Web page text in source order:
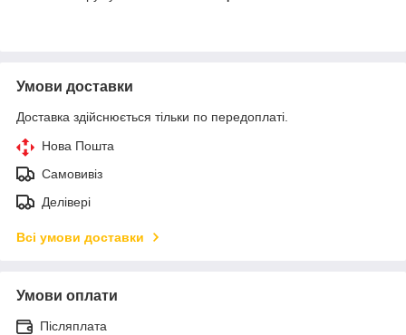
Умови доставки
Доставка здійснюється тільки по передоплаті.
Нова Пошта
Самовивіз
Делівері
Всі умови доставки
Умови оплати
Післяплата